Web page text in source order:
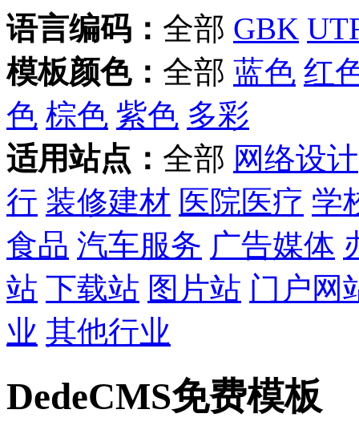
语言编码： 全部 GBK
模板颜色： 全部 蓝色 红
色 棕色 紫色 多彩
适用站点： 全部 网络设计
行 装修建材 医院医疗 学
食品 汽车服务 广告媒体
站 下载站 图片站 门户网
业 其他行业
DedeCMS免费模板